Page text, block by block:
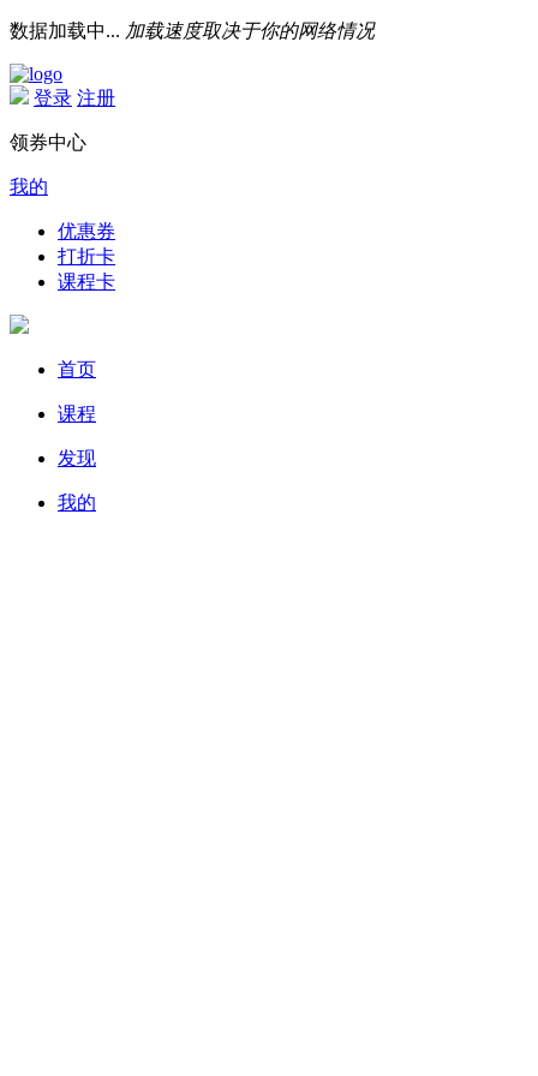
数据加载中... 加载速度取决于你的网络情况
登录 注册
领券中心
我的
优惠券
打折卡
课程卡
首页
课程
发现
我的